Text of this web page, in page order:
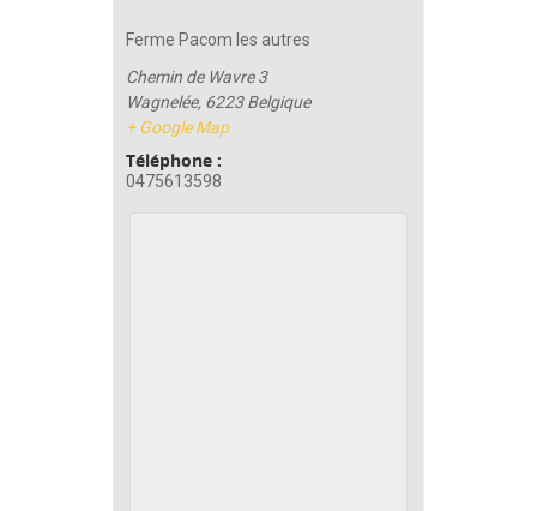
Ferme Pacom les autres
Chemin de Wavre 3
Wagnelée, 6223 Belgique
+ Google Map
Téléphone :
0475613598